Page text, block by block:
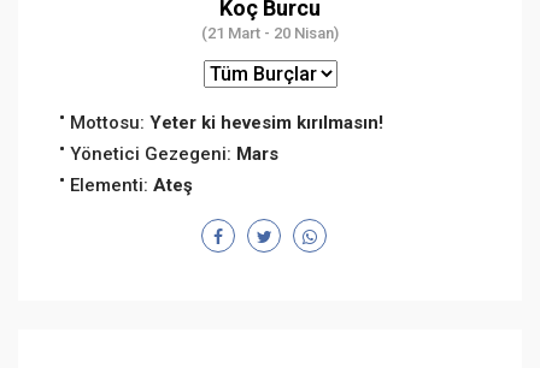
Koç Burcu
(21 Mart - 20 Nisan)
Mottosu: Yeter ki hevesim kırılmasın!
Yönetici Gezegeni: Mars
Elementi: Ateş